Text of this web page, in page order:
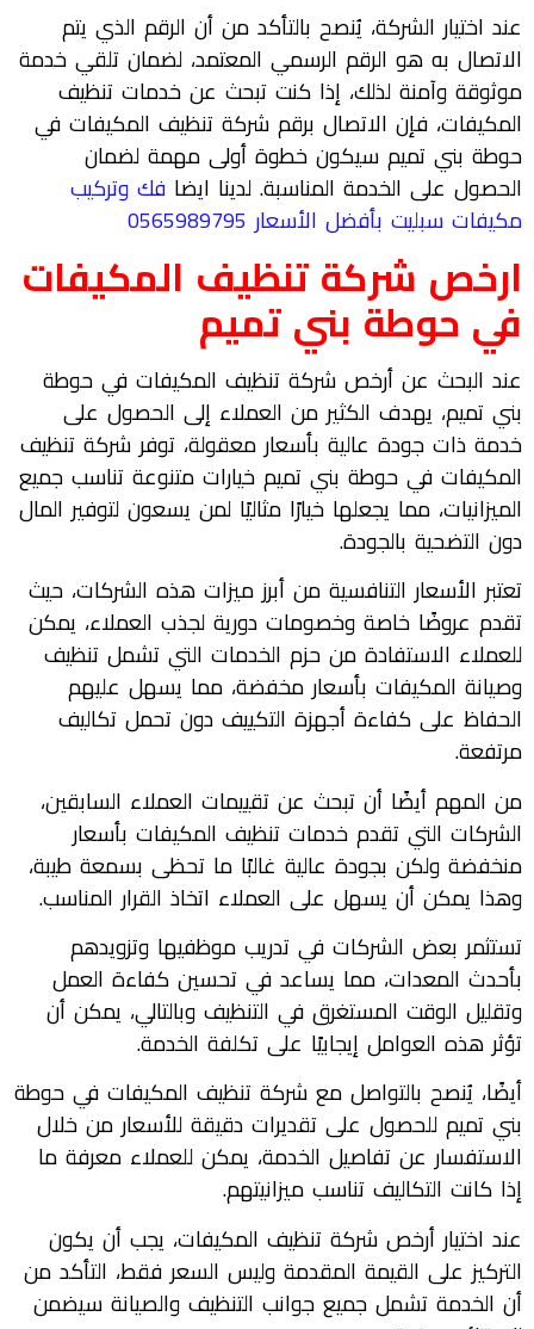
عند اختيار الشركة، يُنصح بالتأكد من أن الرقم الذي يتم
الاتصال به هو الرقم الرسمي المعتمد، لضمان تلقي خدمة
موثوقة وآمنة لذلك، إذا كنت تبحث عن خدمات تنظيف
المكيفات، فإن الاتصال برقم شركة تنظيف المكيفات في
حوطة بني تميم سيكون خطوة أولى مهمة لضمان
الحصول على الخدمة المناسبة. لدينا ايضا فك وتركيب
مكيفات سبليت بأفضل الأسعار 0565989795
ارخص شركة تنظيف المكيفات
في حوطة بني تميم
عند البحث عن أرخص شركة تنظيف المكيفات في حوطة
بني تميم، يهدف الكثير من العملاء إلى الحصول على
خدمة ذات جودة عالية بأسعار معقولة، توفر شركة تنظيف
المكيفات في حوطة بني تميم خيارات متنوعة تناسب جميع
الميزانيات، مما يجعلها خيارًا مثاليًا لمن يسعون لتوفير المال
دون التضحية بالجودة.
تعتبر الأسعار التنافسية من أبرز ميزات هذه الشركات، حيث
تقدم عروضًا خاصة وخصومات دورية لجذب العملاء، يمكن
للعملاء الاستفادة من حزم الخدمات التي تشمل تنظيف
وصيانة المكيفات بأسعار مخفضة، مما يسهل عليهم
الحفاظ على كفاءة أجهزة التكييف دون تحمل تكاليف
مرتفعة.
من المهم أيضًا أن تبحث عن تقييمات العملاء السابقين،
الشركات التي تقدم خدمات تنظيف المكيفات بأسعار
منخفضة ولكن بجودة عالية غالبًا ما تحظى بسمعة طيبة،
وهذا يمكن أن يسهل على العملاء اتخاذ القرار المناسب.
تستثمر بعض الشركات في تدريب موظفيها وتزويدهم
بأحدث المعدات، مما يساعد في تحسين كفاءة العمل
وتقليل الوقت المستغرق في التنظيف وبالتالي، يمكن أن
تؤثر هذه العوامل إيجابيًا على تكلفة الخدمة.
أيضًا، يُنصح بالتواصل مع شركة تنظيف المكيفات في حوطة
بني تميم للحصول على تقديرات دقيقة للأسعار من خلال
الاستفسار عن تفاصيل الخدمة، يمكن للعملاء معرفة ما
إذا كانت التكاليف تناسب ميزانيتهم.
عند اختيار أرخص شركة تنظيف المكيفات، يجب أن يكون
التركيز على القيمة المقدمة وليس السعر فقط، التأكد من
أن الخدمة تشمل جميع جوانب التنظيف والصيانة سيضمن